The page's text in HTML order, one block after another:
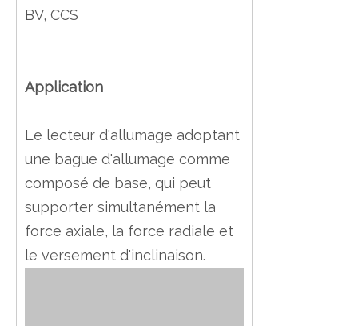
BV, CCS
Application
Le lecteur d'allumage adoptant
une bague d'allumage comme
composé de base, qui peut
supporter simultanément la
force axiale, la force radiale et
le versement d'inclinaison.